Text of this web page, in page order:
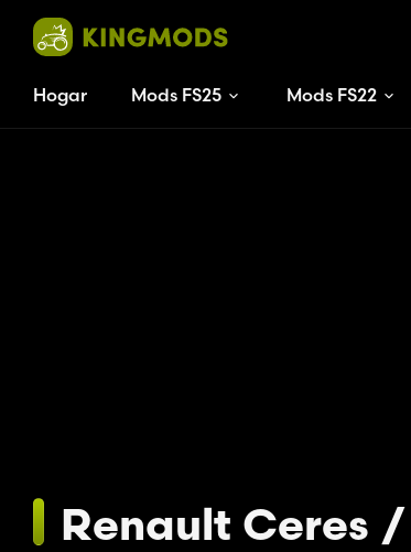
Hogar Mods FS25 Mods FS22
Renault Ceres